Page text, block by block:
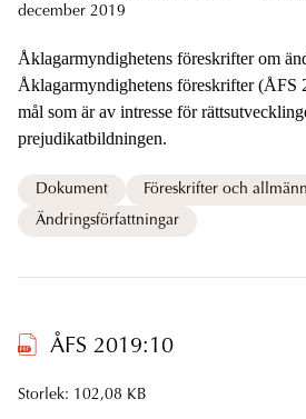
december 2019
Åklagarmyndighetens föreskrifter om
Åklagarmyndighetens föreskrifter (ÅFS 2005:2) om
mål som är av intresse för
prejudikatbildningen.
Dokument
Föreskrifter och
Ändringsförfattningar
ÅFS 2019:10
Storlek: 102,08 KB